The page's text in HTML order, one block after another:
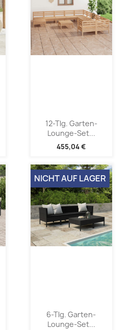
12-Tlg. Garten-
Lounge-Set...
455,04 €
6-Tlg. Garten-
Lounge-Set...
NICHT AUF LAGER